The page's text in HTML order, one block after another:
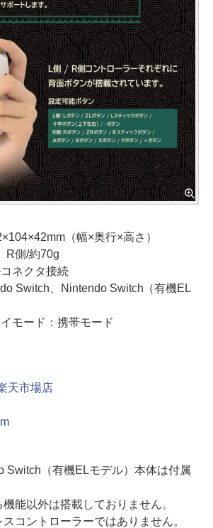
（幅×奥行×高さ）
R側/約70g
ネクタ接続
Switch、Nintendo Switch（有機EL
モード：携帯モード
天市場店
Switch（有機ELモデル）本体は付属
能以外は搭載しておりません。
コントローラーではありません。